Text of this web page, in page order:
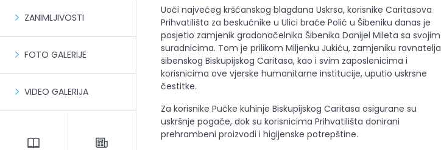
ZANIMLJIVOSTI
FOTO GALERIJE
VIDEO GALERIJA
Uoči najvećeg kršćanskog blagdana Uskrsa, korisnike Caritasova
Prihvatilišta za beskućnike u Ulici braće Polić u Šibeniku danas je
posjetio zamjenik gradonačelnika Šibenika Danijel Mileta sa svojim
suradnicima. Tom je prilikom Miljenku Jukiću, zamjeniku ravnatelja
šibenskog Biskupijskog Caritasa, kao i svim zaposlenicima i
korisnicima ove vjerske humanitarne institucije, uputio uskrsne
čestitke.
Za korisnike Pučke kuhinje Biskupijskog Caritasa osigurane su
uskršnje pogače, dok su korisnicima Prihvatilišta donirani
prehrambeni proizvodi i higijenske potrepštine.